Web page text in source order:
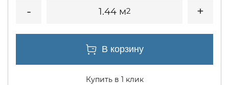
1.44 м2
Купить в 1 клик